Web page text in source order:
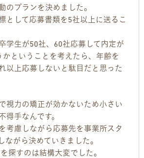
のプランを決めました。
として応募書類を5社以上に送るこ
学生が50社、60社応募して内定が
かということを考えたら、年齢を
以上応募しないと駄目だと思った
視力の矯正が効かないため小さい
得手なんです。
考慮しながら応募先を事業所スタ
ながら決めていきました。
探すのは結構大変でした。